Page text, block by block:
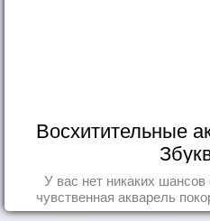
Восхитительные
У вас нет никаких шансов
чувственная акварель